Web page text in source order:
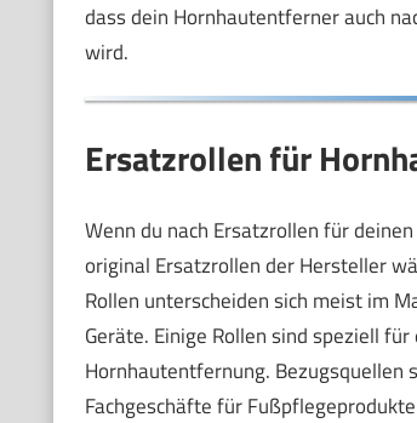
dass dein Hornhautentferner auch
wird.
Ersatzrollen für
Wenn du nach Ersatzrollen für
original Ersatzrollen der Hersteller
Rollen unterscheiden sich meist im
Geräte. Einige Rollen sind speziell
Hornhautentfernung.
Fachgeschäfte für